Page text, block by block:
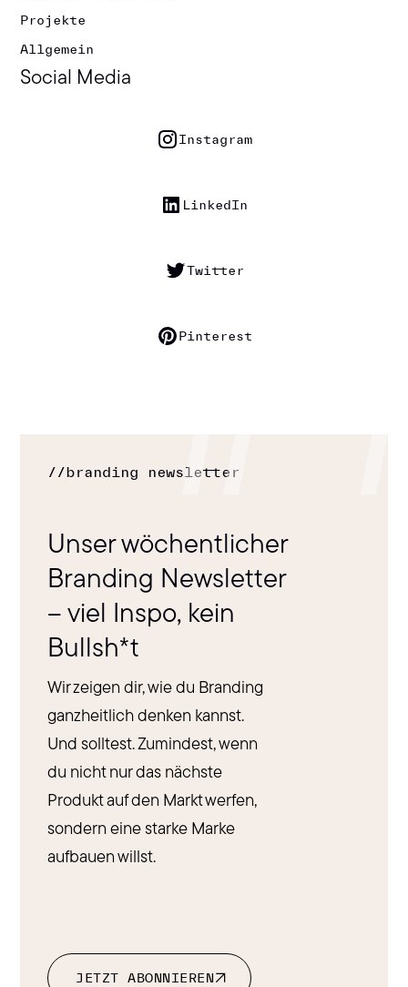
Projekte
Allgemein
Social Media
Instagram
LinkedIn
Twitter
Pinterest
//branding newsletter
Unser wöchentlicher
Branding Newsletter
– viel Inspo, kein
Bullsh*t
Wir zeigen dir, wie du Branding
ganzheitlich denken kannst.
Und solltest. Zumindest, wenn
du nicht nur das nächste
Produkt auf den Markt werfen,
sondern eine starke Marke
aufbauen willst.
JETZT ABONNIEREN